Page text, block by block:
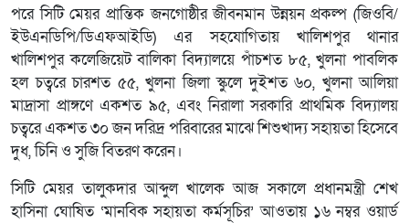
পরে সিটি মেয়র প্রান্তিক জনগোষ্ঠীর জীবনমান উন্নয়ন প্রকল্প (জিওবি/
ইউএনডিপি/ডিএফআইডি) এর সহযোগিতায় খালিশপুর থানার
খালিশপুর কলেজিয়েট বালিকা বিদ্যালয়ে পাঁচশত ৮৫, খুলনা পাবলিক
হল চত্বরে চারশত ৫৫, খুলনা জিলা স্কুলে দুইশত ৬০, খুলনা আলিয়া
মাদ্রাসা প্রাঙ্গণে একশত ৯৫, এবং নিরালা সরকারি প্রাথমিক বিদ্যালয়
চত্বরে একশত ৩০ জন দরিদ্র পরিবারের মাঝে শিশুখাদ্য সহায়তা হিসেবে
দুধ, চিনি ও সুজি বিতরণ করেন।
সিটি মেয়র তালুকদার আব্দুল খালেক আজ সকালে প্রধানমন্ত্রী শেখ
হাসিনা ঘোষিত ‘মানবিক সহায়তা কর্মসূচির’ আওতায় ১৬ নম্বর ওয়ার্ড